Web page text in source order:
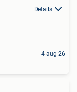
Details
4 aug 26